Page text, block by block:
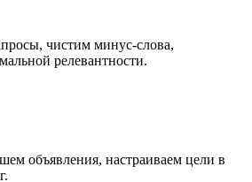
чистим минус-слова,
релевантности.
объявления, настраиваем цели в